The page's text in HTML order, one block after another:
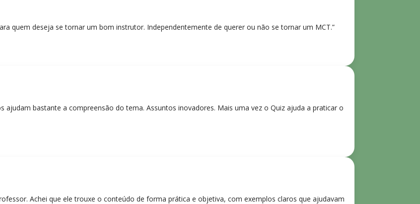
quem deseja se tornar um bom instrutor. Independentemente de querer ou não se tornar um MCT.”
ajudam bastante a compreensão do tema. Assuntos inovadores. Mais uma vez o Quiz ajuda a praticar o
Achei que ele trouxe o conteúdo de forma prática e objetiva, com exemplos claros que ajudavam